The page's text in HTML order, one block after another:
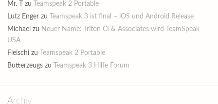
Mr. T zu
Teamspeak 2 Portable
Lutz Enger zu
Teamspeak 3 ist final – iOS und Android Release
Michael zu Neuer Name: Triton CI & Associates wird TeamSpeak
USA
Fleischi zu
Teamspeak 2 Portable
Butterzeugs zu Teamspeak 3 Hilfe Forum
Archiv